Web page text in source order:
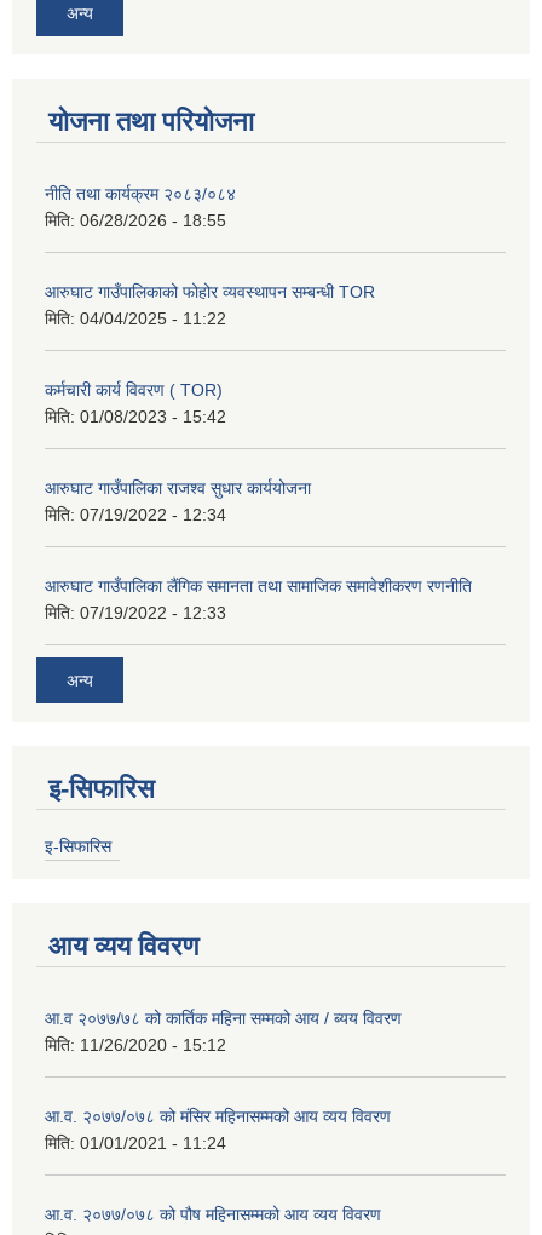
अन्य
योजना तथा परियोजना
नीति तथा कार्यक्रम २०८३/०८४
मिति: 06/28/2026 - 18:55
आरुघाट गाउँपालिकाको फोहोर व्यवस्थापन सम्बन्धी TOR
मिति: 04/04/2025 - 11:22
कर्मचारी कार्य विवरण ( TOR)
मिति: 01/08/2023 - 15:42
आरुघाट गाउँपालिका राजश्व सुधार कार्ययोजना
मिति: 07/19/2022 - 12:34
आरुघाट गाउँपालिका लैंगिक समानता तथा सामाजिक समावेशीकरण रणनीति
मिति: 07/19/2022 - 12:33
अन्य
इ-सिफारिस
इ-सिफारिस
आय व्यय विवरण
आ.व २०७७/७८ को कार्तिक महिना सम्मको आय / ब्यय विवरण
मिति: 11/26/2020 - 15:12
आ.व. २०७७/०७८ को मंसिर महिनासम्मको आय व्यय विवरण
मिति: 01/01/2021 - 11:24
आ.व. २०७७/०७८ को पौष महिनासम्मको आय व्यय विवरण